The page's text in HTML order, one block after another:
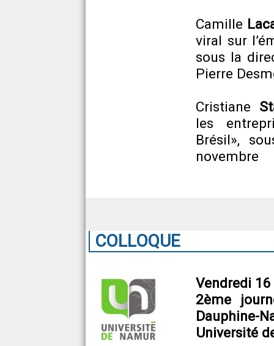
Camille
viral sur
sous la
Pierre
Cristiane
les
Brésil»,
novembre
COLLOQUE
Vendredi
2ème
Dauphine-
Université